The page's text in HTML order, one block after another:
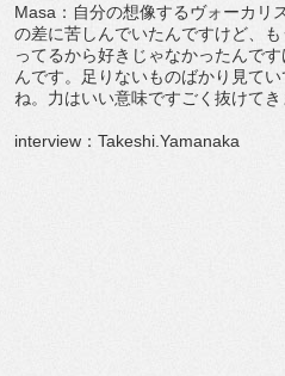
Masa：自分の想像するヴォーカリ
の差に苦しんでいたんですけど、
ってるから好きじゃなかったんで
んです。足りないものばかり見て
ね。力はいい意味ですごく抜けてき
interview：Takeshi.Yamanaka